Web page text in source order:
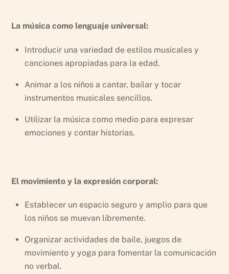
La música como lenguaje universal:
Introducir una variedad de estilos musicales y
canciones apropiadas para la edad.
Animar a los niños a cantar, bailar y tocar
instrumentos musicales sencillos.
Utilizar la música como medio para expresar
emociones y contar historias.
El movimiento y la expresión corporal:
Establecer un espacio seguro y amplio para que
los niños se muevan libremente.
Organizar actividades de baile, juegos de
movimiento y yoga para fomentar la comunicación
no verbal.